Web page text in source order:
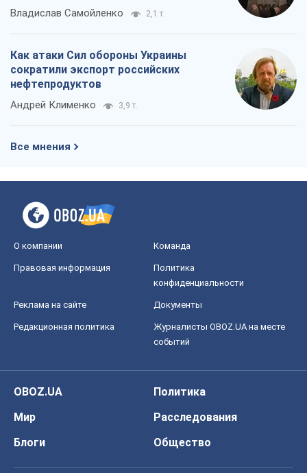
Владислав Самойленко 2,1 т.
Как атаки Сил обороны Украины
сократили экспорт российских
нефтепродуктов
Андрей Клименко 3,9 т.
Все мнения
О компании Команда
Правовая информация
Политика
конфиденциальности
Реклама на сайте Документы
Редакционная политика
Журналисты OBOZ.UA на месте
событий
OBOZ.UA
Политика
Мир
Расследования
Блоги
Общество